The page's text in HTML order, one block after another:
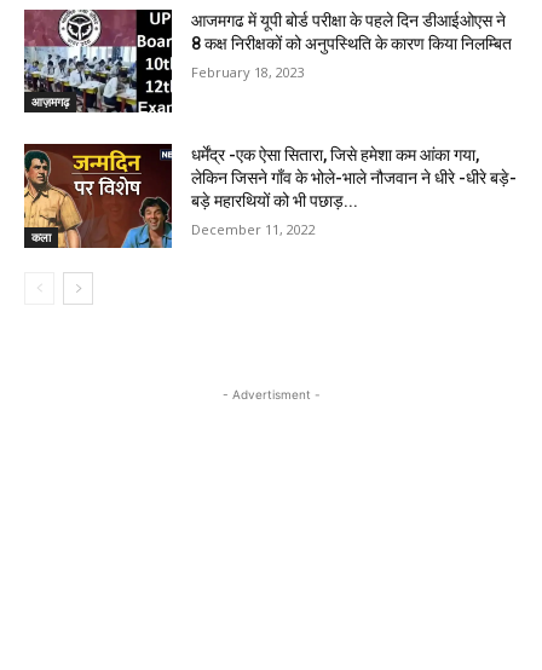
आज़मगढ़
आजमगढ में यूपी बोर्ड परीक्षा के पहले दिन डीआईओएस ने
8 कक्ष निरीक्षकों को अनुपस्थिति के कारण किया निलम्बित
February 18, 2023
कला
धर्मेंद्र -एक ऐसा सितारा, जिसे हमेशा कम आंका गया,
लेकिन जिसने गाँव के भोले-भाले नौजवान ने धीरे -धीरे बड़े-
बड़े महारथियों को भी पछाड़...
December 11, 2022
- Advertisment -